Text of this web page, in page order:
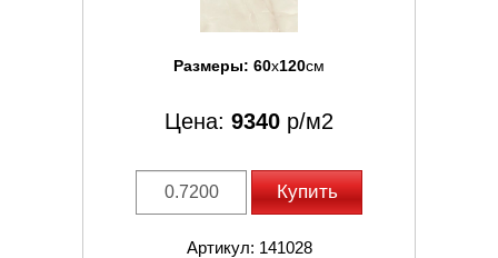
Размеры: 60x120см
Цена: 9340 р/м2
Купить
Артикул: 141028